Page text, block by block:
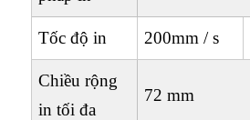
Tốc độ in 200mm / s
Chiều rộng
in tối đa
72 mm